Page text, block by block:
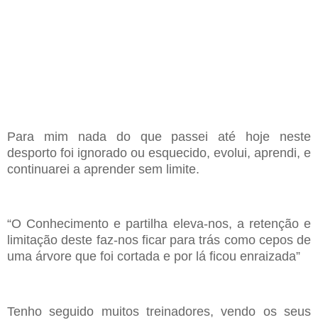
Para mim nada do que passei até hoje neste
desporto foi ignorado ou esquecido, evolui, aprendi, e
continuarei a aprender sem limite.
“O Conhecimento e partilha eleva-nos, a retenção e
limitação deste faz-nos ficar para trás como cepos de
uma árvore que foi cortada e por lá ficou enraizada”
Tenho seguido muitos treinadores, vendo os seus